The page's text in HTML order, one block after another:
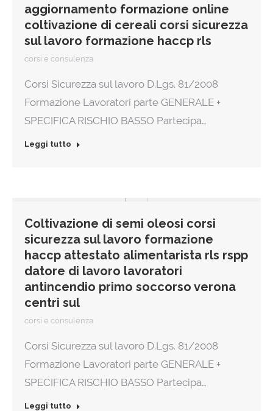
aggiornamento formazione online
coltivazione di cereali corsi sicurezza
sul lavoro formazione haccp rls
corsi e consulenza
Corsi Sicurezza sul lavoro D.Lgs. 81/2008
Formazione Lavoratori parte GENERALE +
SPECIFICA RISCHIO BASSO Partecipa…
Leggi tutto
Coltivazione di semi oleosi corsi
sicurezza sul lavoro formazione
haccp attestato alimentarista rls rspp
datore di lavoro lavoratori
antincendio primo soccorso verona
centri sul
corsi e consulenza
Corsi Sicurezza sul lavoro D.Lgs. 81/2008
Formazione Lavoratori parte GENERALE +
SPECIFICA RISCHIO BASSO Partecipa…
Leggi tutto